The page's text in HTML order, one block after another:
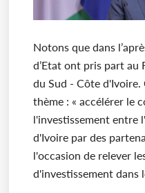
Notons que dans
d’Etat ont pris part au
du Sud - Côte d'Ivoire.
thème : « accélérer le
l'investissement entre
d'Ivoire par des
l'occasion de relever
d'investissement dans